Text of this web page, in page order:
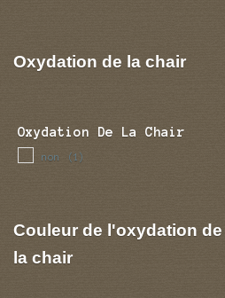
Oxydation de la chair
Oxydation De La Chair
non (1)
Couleur de l'oxydation de
la chair